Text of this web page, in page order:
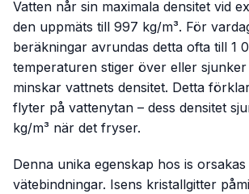
Vatten når sin maximala densitet vid
den uppmäts till 997 kg/m³. För
beräkningar avrundas detta ofta till 1
temperaturen stiger över eller
minskar vattnets densitet. Detta
flyter på vattenytan – dess densitet
kg/m³ när det fryser.
Denna unika egenskap hos is orsakas
vätebindningar. Isens kristallgitter